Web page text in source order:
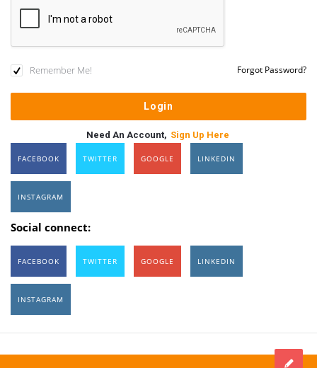
Remember Me! Forgot Password?
Need An Account, Sign Up Here
FACEBOOK TWITTER GOOGLE LINKEDIN
INSTAGRAM
Social connect:
FACEBOOK TWITTER GOOGLE LINKEDIN
INSTAGRAM